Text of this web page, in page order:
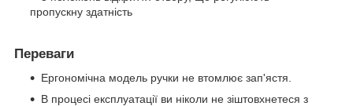
пропускну здатність
Переваги
Ергономічна модель ручки не втомлює зап'ястя.
В процесі експлуатації ви ніколи не зіштовхнетеся з